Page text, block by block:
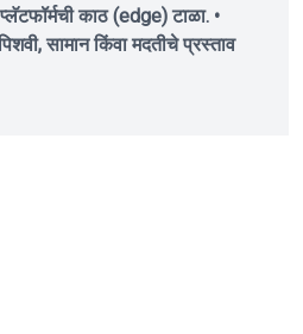
काठ (edge) टाळा. •
सामान किंवा मदतीचे प्रस्ताव